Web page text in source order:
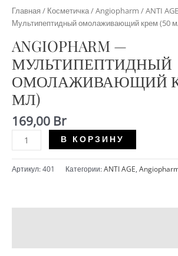
Главная / Косметичка/Angiopharm /ANTI AGE
Мультипептидный омолаживающий крем (50
ANGIOPHARM —
МУЛЬТИПЕПТИДНЫЙ
ОМОЛАЖИВАЮЩИЙ
МЛ)
169,00 Br
Количество
ANGIOPHARM
-
Мультипептидный
(50
В КОРЗИНУ
Артикул:401 Категории:ANTI AGE,